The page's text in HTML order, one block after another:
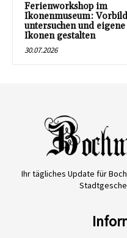
Ferienworkshop im
Ikonenmuseum:
untersuchen und eigene
Ikonen gestalten
30.07.2026
Ihr tägliches Update für